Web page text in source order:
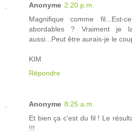
Anonyme 2:20 p.m.
Magnifique comme
abordables ? Vraiment je
aussi...Peut être aurais-je le
KIM
Répondre
Anonyme 8:25 a.m.
Et bien ça c'est du fil ! Le
!!!